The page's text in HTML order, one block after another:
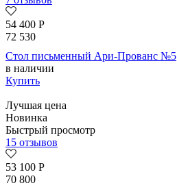
54 400 Р
72 530
Стол письменный Ари-Прованс №5
в наличии
Купить
Лучшая цена
Новинка
Быстрый просмотр
15 отзывов
53 100 Р
70 800